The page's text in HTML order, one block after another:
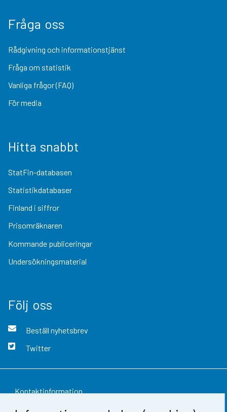
Fråga oss
Rådgivning och informationstjänst
Fråga om statistik
Vanliga frågor (FAQ)
För media
Hitta snabbt
StatFin-databasen
Statistikdatabaser
Finland i siffror
Prisomräknaren
Kommande publiceringar
Undersökningsmaterial
Följ oss
Beställ nyhetsbrev
Twitter
Kontaktinformation